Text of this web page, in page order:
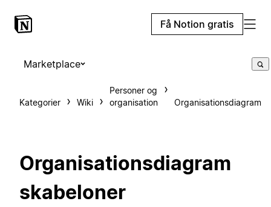
Få Notion gratis
Marketplace
Kategorier Wiki
Personer og
organisation
Organisationsdiagram
Organisationsdiagram
skabeloner